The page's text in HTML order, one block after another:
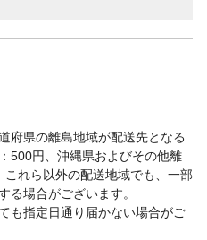
府県の離島地域が配送先となる
500円、沖縄県およびその他離
れら以外の配送地域でも、一部
る場合がございます。
も指定日通り届かない場合がご